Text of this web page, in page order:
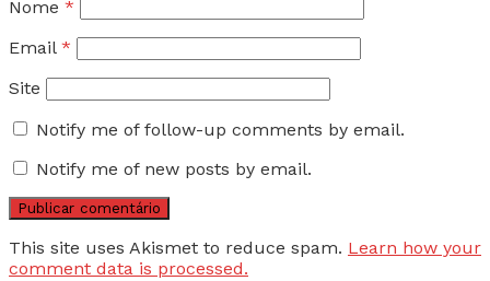
Nome *
Email *
Site
Notify me of follow-up comments by email.
Notify me of new posts by email.
This site uses Akismet to reduce spam. Learn how your
comment data is processed.